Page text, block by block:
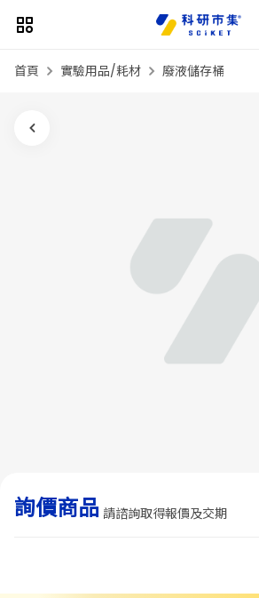
首頁 實驗用品/耗材 廢液儲存桶
詢價商品 請諮詢取得報價及交期